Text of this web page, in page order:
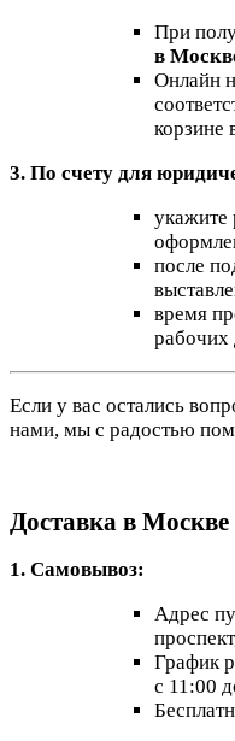
При
в
Онлайн
корзине
3. По счету для
укажите
после
время
рабочих
Если у вас остались
нами, мы с радостью
Доставка в Москве
1. Самовывоз:
Адрес
График
с 11:00